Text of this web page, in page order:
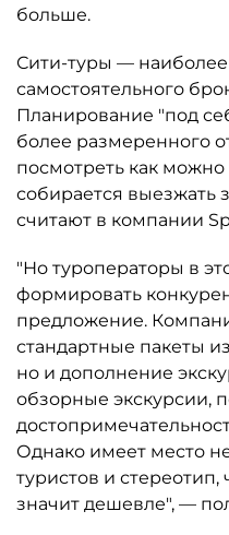
больше.
Сити-туры —
самостоятельного
Планирование "под
более размеренного
посмотреть как
собирается выезжать
считают в компании
"Но туроператоры в
формировать
предложение.
стандартные пакеты
но и дополнение
обзорные экскурсии,
Однако имеет место
туристов и стереотип,
значит дешевле", —